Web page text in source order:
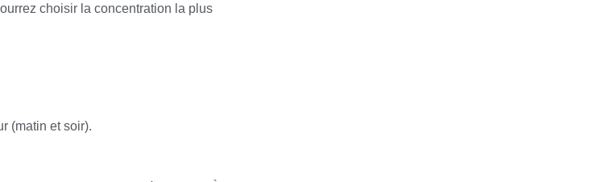
choisir la concentration la plus
(matin et soir).